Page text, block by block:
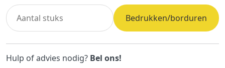
Bedrukken/borduren
Hulp of advies nodig? Bel ons!